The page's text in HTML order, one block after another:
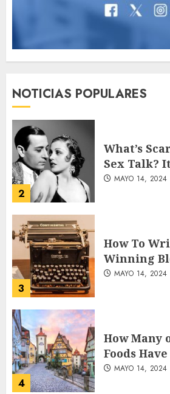
NOTICIAS POPULARES
1
Searching
forgotten
MAYO 14, 2024
2
What’s
Sex Talk?
MAYO 14, 2024
3
How To
Winning
MAYO 14, 2024
4
How Many
Foods
MAYO 14, 2024